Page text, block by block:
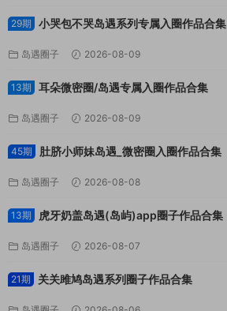
29期 小哭包不哭岛遇系列专属入圈作品合集
岛遇圈子 2026-08-09
13期 耳朵微密圈/岛遇专属入圈作品合集
岛遇圈子 2026-08-09
45期 肚脐小师妹岛遇_微密圈入圈作品合集
岛遇圈子 2026-08-08
13期 虎牙奶盖岛遇(岛屿)app圈子作品合集
岛遇圈子 2026-08-07
21期 关关雎鸠岛遇系列圈子作品合集